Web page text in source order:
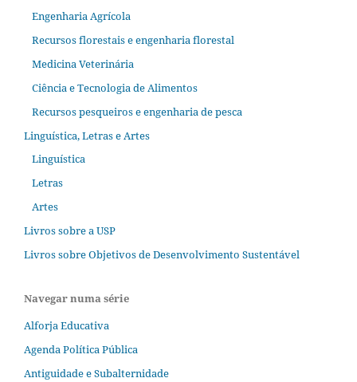
Engenharia Agrícola
Recursos florestais e engenharia florestal
Medicina Veterinária
Ciência e Tecnologia de Alimentos
Recursos pesqueiros e engenharia de pesca
Linguística, Letras e Artes
Linguística
Letras
Artes
Livros sobre a USP
Livros sobre Objetivos de Desenvolvimento Sustentável
Navegar numa série
Alforja Educativa
Agenda Política Pública
Antiguidade e Subalternidade